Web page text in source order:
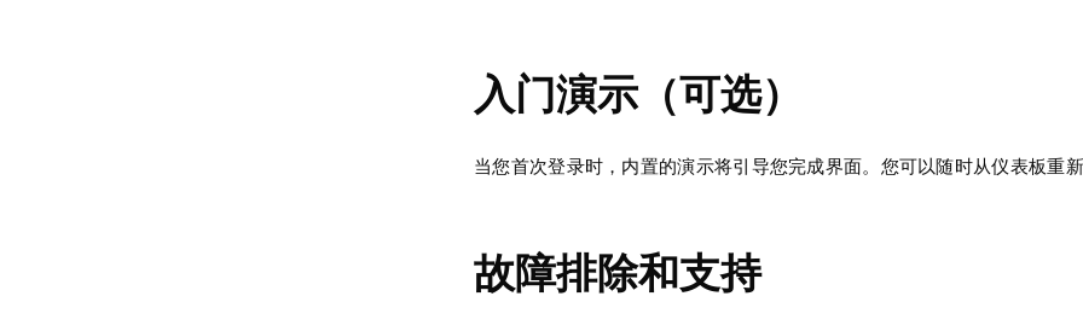
入门演示（可选）
当您首次登录时，内置的演示将引导您完成界面。您可以随时从仪表板重
故障排除和支持